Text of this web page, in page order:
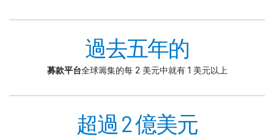
過去五年的
募款平台全球籌集的每 2 美元中就有 1 美元以上
超過 2 億美元